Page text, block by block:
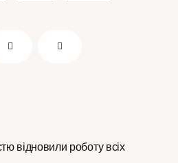
відновили роботу всіх